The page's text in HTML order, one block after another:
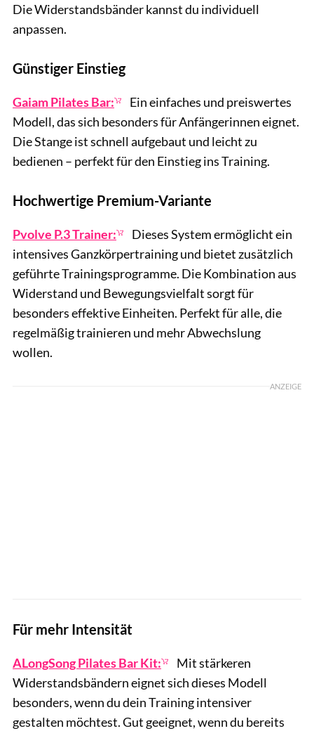
Die Widerstandsbänder kannst du individuell
anpassen.
Günstiger Einstieg
Gaiam Pilates Bar:
Ein einfaches und preiswertes
Modell, das sich besonders für Anfängerinnen eignet.
Die Stange ist schnell aufgebaut und leicht zu
bedienen – perfekt für den Einstieg ins Training.
Hochwertige Premium-Variante
Pvolve P.3 Trainer:
Dieses System ermöglicht ein
intensives Ganzkörpertraining und bietet zusätzlich
geführte Trainingsprogramme. Die Kombination aus
Widerstand und Bewegungsvielfalt sorgt für
besonders effektive Einheiten. Perfekt für alle, die
regelmäßig trainieren und mehr Abwechslung
wollen.
ANZEIGE
Für mehr Intensität
ALongSong Pilates Bar Kit:
Mit stärkeren
Widerstandsbändern eignet sich dieses Modell
besonders, wenn du dein Training intensiver
gestalten möchtest. Gut geeignet, wenn du bereits